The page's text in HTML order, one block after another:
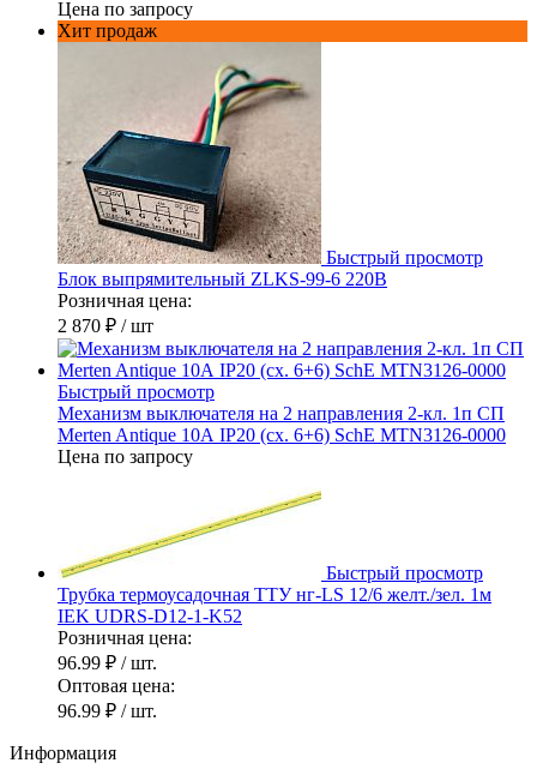
Цена по запросу
Хит продаж
Быстрый просмотр
Блок выпрямительный ZLKS-99-6 220В
Розничная цена:
2 870 ₽ / шт
Быстрый просмотр
Механизм выключателя на 2 направления 2-кл. 1п СП
Merten Antique 10А IP20 (сх. 6+6) SchE MTN3126-0000
Цена по запросу
Быстрый просмотр
Трубка термоусадочная ТТУ нг-LS 12/6 желт./зел. 1м
IEK UDRS-D12-1-K52
Розничная цена:
96.99 ₽ / шт.
Оптовая цена:
96.99 ₽ / шт.
Информация